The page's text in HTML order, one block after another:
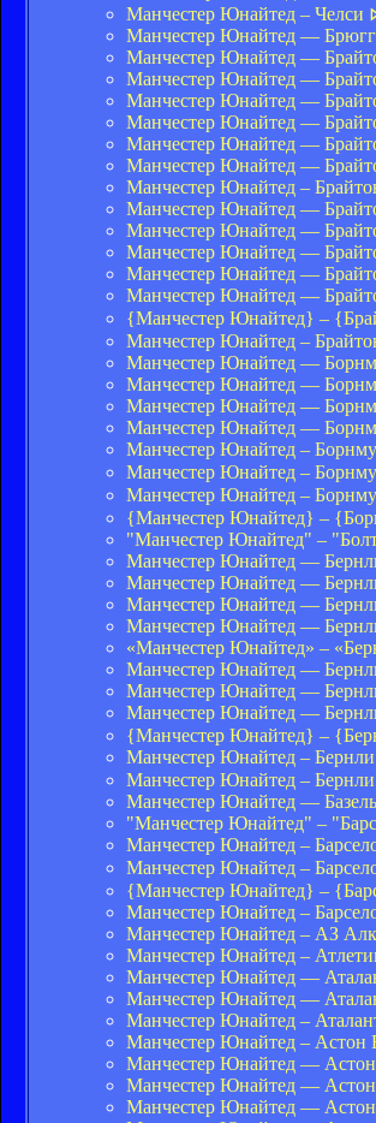
Манчестер Юнайтед –
Манчестер Юнайтед —
Манчестер Юнайтед —
Манчестер Юнайтед —
Манчестер Юнайтед —
Манчестер Юнайтед —
Манчестер Юнайтед —
Манчестер Юнайтед —
Манчестер Юнайтед –
Манчестер Юнайтед —
Манчестер Юнайтед —
Манчестер Юнайтед —
Манчестер Юнайтед —
Манчестер Юнайтед —
{Манчестер Юнайтед} –
Манчестер Юнайтед –
Манчестер Юнайтед —
Манчестер Юнайтед —
Манчестер Юнайтед —
Манчестер Юнайтед —
Манчестер Юнайтед –
Манчестер Юнайтед –
Манчестер Юнайтед –
{Манчестер Юнайтед} –
"Манчестер Юнайтед" –
Манчестер Юнайтед —
Манчестер Юнайтед —
Манчестер Юнайтед —
Манчестер Юнайтед —
«Манчестер Юнайтед» –
Манчестер Юнайтед —
Манчестер Юнайтед —
Манчестер Юнайтед —
{Манчестер Юнайтед} –
Манчестер Юнайтед –
Манчестер Юнайтед –
Манчестер Юнайтед —
"Манчестер Юнайтед" –
Манчестер Юнайтед –
Манчестер Юнайтед –
{Манчестер Юнайтед} –
Манчестер Юнайтед –
Манчестер Юнайтед – АЗ
Манчестер Юнайтед –
Манчестер Юнайтед —
Манчестер Юнайтед —
Манчестер Юнайтед –
Манчестер Юнайтед – Астон
Манчестер Юнайтед —
Манчестер Юнайтед —
Манчестер Юнайтед —